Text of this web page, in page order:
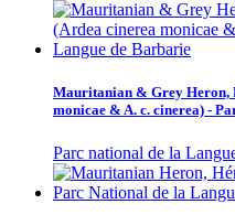
Mauritanian & Grey Heron,
monicae & A. c. cinerea) -
Parc national de la